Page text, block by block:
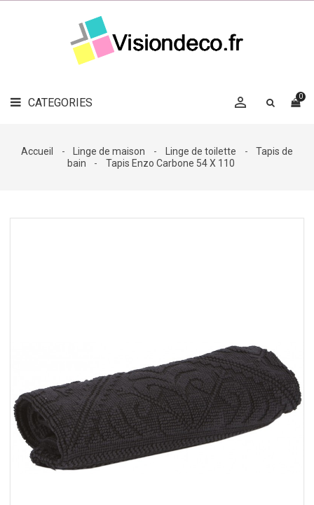
CATEGORIES 0

LE
MAG
DÉCO

DÉCO
Accueil Linge de maison Linge de toilette
Tapis de
bain
Tapis Enzo Carbone 54 X 110